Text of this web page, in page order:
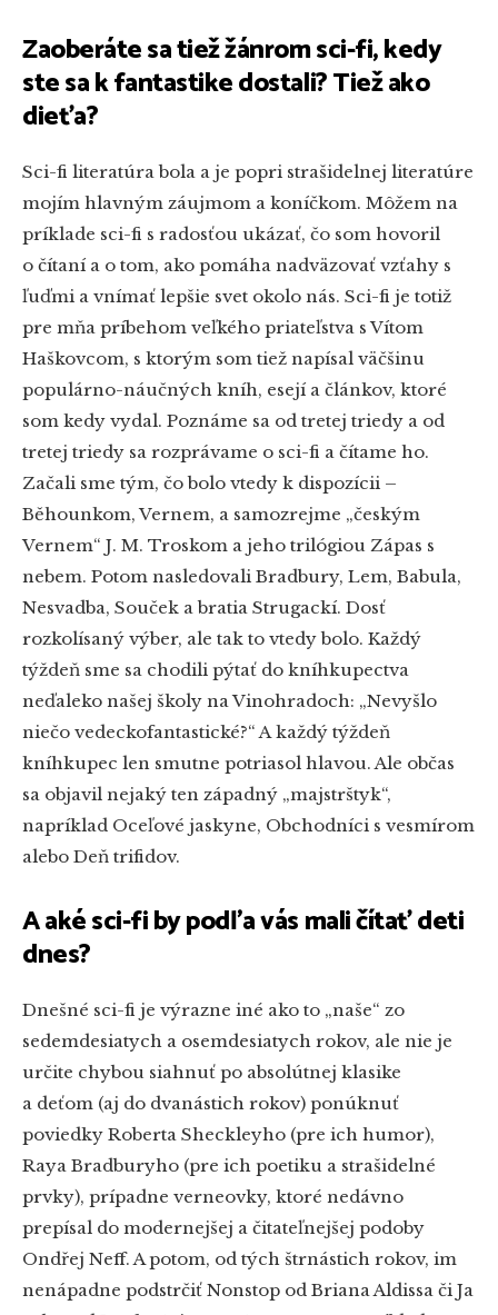
Zaoberáte sa tiež žánrom sci-fi, kedy
ste sa k fantastike dostali? Tiež ako
dieťa?
Sci-fi literatúra bola a je popri strašidelnej literatúre
mojím hlavným záujmom a koníčkom. Môžem na
príklade sci-fi s radosťou ukázať, čo som hovoril
o čítaní a o tom, ako pomáha nadväzovať vzťahy s
ľuďmi a vnímať lepšie svet okolo nás. Sci-fi je totiž
pre mňa príbehom veľkého priateľstva s Vítom
Haškovcom, s ktorým som tiež napísal väčšinu
populárno-náučných kníh, esejí a článkov, ktoré
som kedy vydal. Poznáme sa od tretej triedy a od
tretej triedy sa rozprávame o sci-fi a čítame ho.
Začali sme tým, čo bolo vtedy k dispozícii –
Běhounkom, Vernem, a samozrejme „českým
Vernem“ J. M. Troskom a jeho trilógiou Zápas s
nebem. Potom nasledovali Bradbury, Lem, Babula,
Nesvadba, Souček a bratia Strugackí. Dosť
rozkolísaný výber, ale tak to vtedy bolo. Každý
týždeň sme sa chodili pýtať do kníhkupectva
neďaleko našej školy na Vinohradoch: „Nevyšlo
niečo vedeckofantastické?“ A každý týždeň
kníhkupec len smutne potriasol hlavou. Ale občas
sa objavil nejaký ten západný „majstrštyk“,
napríklad Oceľové jaskyne, Obchodníci s vesmírom
alebo Deň trifidov.
A aké sci-fi by podľa vás mali čítať deti
dnes?
Dnešné sci-fi je výrazne iné ako to „naše“ zo
sedemdesiatych a osemdesiatych rokov, ale nie je
určite chybou siahnuť po absolútnej klasike
a deťom (aj do dvanástich rokov) ponúknuť
poviedky Roberta Sheckleyho (pre ich humor),
Raya Bradburyho (pre ich poetiku a strašidelné
prvky), prípadne verneovky, ktoré nedávno
prepísal do modernejšej a čitateľnejšej podoby
Ondřej Neff. A potom, od tých štrnástich rokov, im
nenápadne podstrčiť Nonstop od Briana Aldissa či Ja